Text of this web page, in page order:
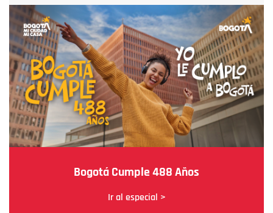
Bogotá Cumple 488 Años
Ir al especial >